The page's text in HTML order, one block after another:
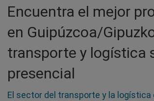
Encuentra el mejor
en Guipúzcoa/
transporte y logística
presencial
El sector del transporte y la logística